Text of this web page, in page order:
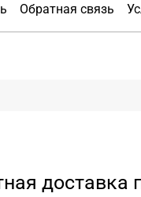
Обратная связь
доставка